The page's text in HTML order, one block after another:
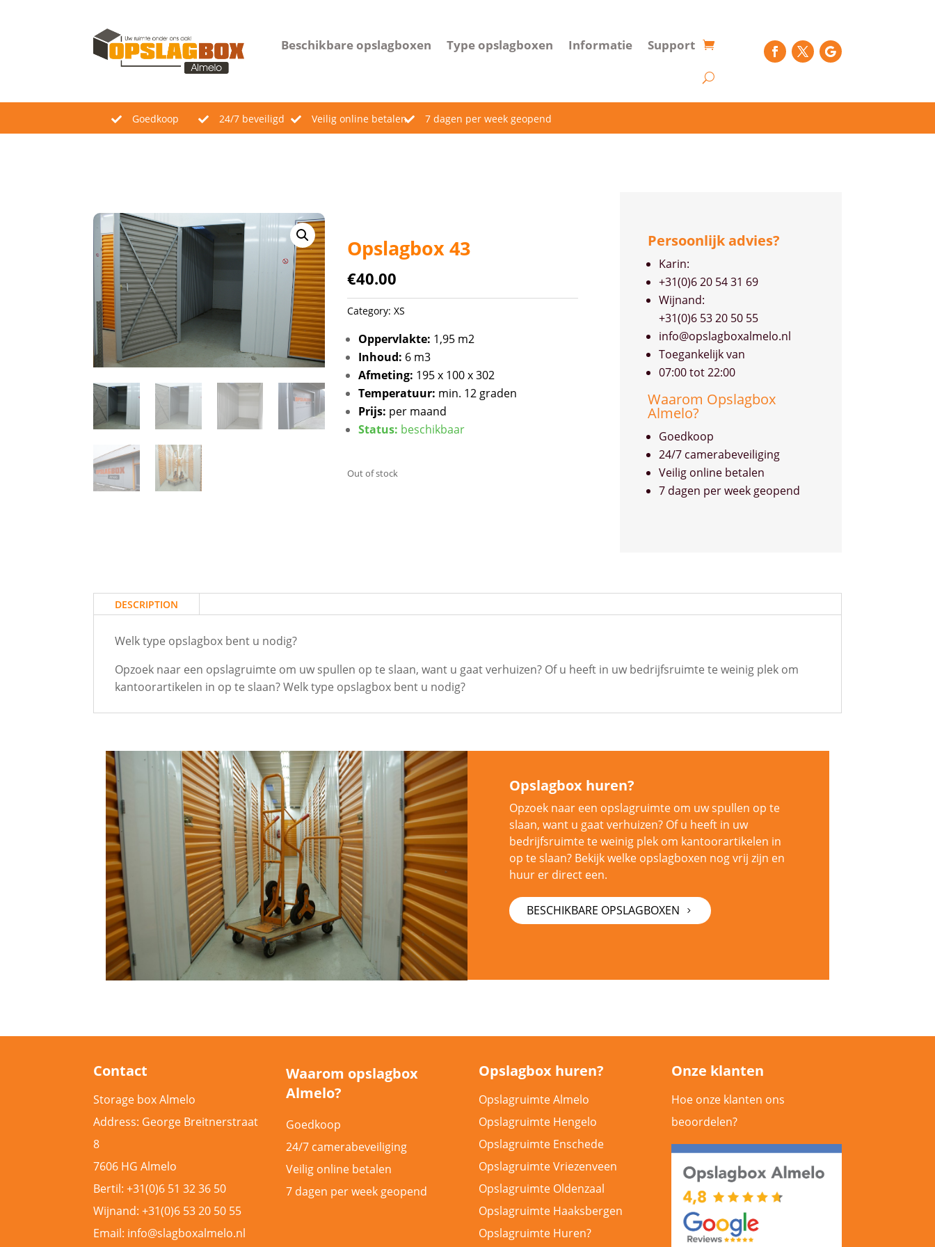
Beschikbare opslagboxen Type opslagboxen Informatie Support
 Goedkoop  24/7 beveiligd  Veilig online betalen 7 dagen per week geopend
Opslagbox 43
€40.00
Category: XS
Oppervlakte: 1,95 m2
Inhoud: 6 m3
Afmeting: 195 x 100 x 302
Temperatuur: min. 12 graden
Prijs: per maand
Status: beschikbaar
Out of stock
Persoonlijk advies?
Karin:
+31(0)6 20 54 31 69
Wijnand:
+31(0)6 53 20 50 55
info@opslagboxalmelo.nl
Toegankelijk van
07:00 tot 22:00
Waarom Opslagbox
Almelo?
Goedkoop
24/7 camerabeveiliging
Veilig online betalen
7 dagen per week geopend
DESCRIPTION
Welk type opslagbox bent u nodig?
Opzoek naar een opslagruimte om uw spullen op te slaan, want u gaat verhuizen? Of u heeft in uw bedrijfsruimte te weinig plek om
kantoorartikelen in op te slaan? Welk type opslagbox bent u nodig?
Opslagbox huren?
Opzoek naar een opslagruimte om uw spullen op te
slaan, want u gaat verhuizen? Of u heeft in uw
bedrijfsruimte te weinig plek om kantoorartikelen in
op te slaan? Bekijk welke opslagboxen nog vrij zijn en
huur er direct een.
BESCHIKBARE OPSLAGBOXEN 5
Contact
Storage box Almelo
Address: George Breitnerstraat
8
7606 HG Almelo
Bertil: +31(0)6 51 32 36 50
Wijnand: +31(0)6 53 20 50 55
Email: info@slagboxalmelo.nl
Waarom opslagbox
Almelo?
Goedkoop
24/7 camerabeveiliging
Veilig online betalen
7 dagen per week geopend
Opslagbox huren?
Opslagruimte Almelo
Opslagruimte Hengelo
Opslagruimte Enschede
Opslagruimte Vriezenveen
Opslagruimte Oldenzaal
Opslagruimte Haaksbergen
Opslagruimte Huren?
Onze klanten
Hoe onze klanten ons
beoordelen?